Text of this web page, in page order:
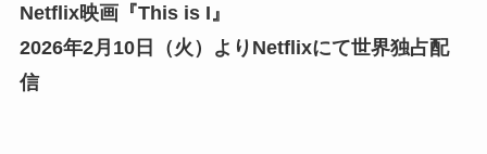
Netflix映画『This is I』
2026年2月10日（火）よりNetflixにて世界独占配
信